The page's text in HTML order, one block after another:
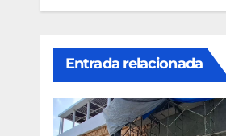
Entrada relacionada